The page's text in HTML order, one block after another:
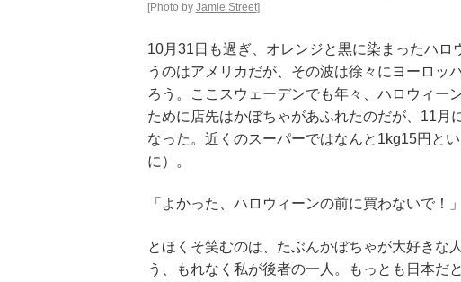
[Photo by Jamie Street]
10月31日も過ぎ、オレンジと黒に染まったハ
うのはアメリカだが、その波は徐々にヨーロッ
ろう。ここスウェーデンでも年々、ハロウィー
ために店先はかぼちゃがあふれたのだが、11月
なった。近くのスーパーではなんと1kg15円と
に）。
「よかった、ハロウィーンの前に買わないで！」
とほくそ笑むのは、たぶんかぼちゃが大好きな
う、もれなく私が後者の一人。もっとも日本だ